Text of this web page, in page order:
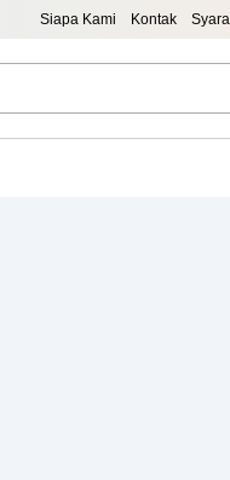
Siapa Kami Kontak